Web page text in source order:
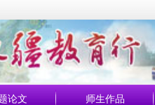
论文 师生作品